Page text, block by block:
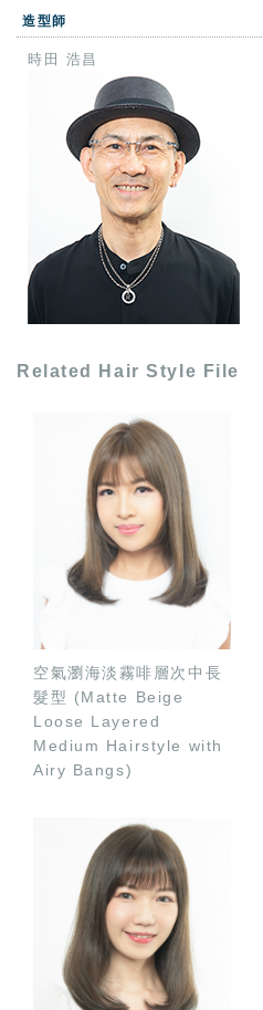
造型師
時田 浩昌
Related Hair Style File
空氣瀏海淡霧啡層次中長
髮型 (Matte Beige
Loose Layered
Medium Hairstyle with
Airy Bangs)